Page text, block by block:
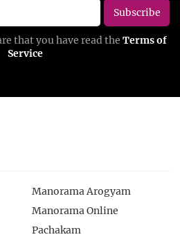
Manorama Arogyam
Manorama Online
Pachakam